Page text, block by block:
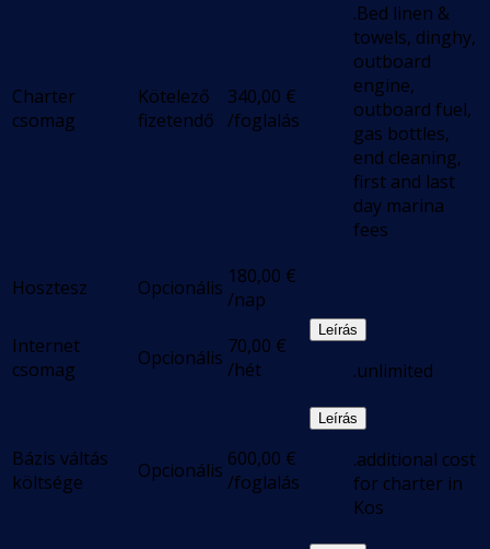
Charter
csomag
Kötelező
fizetendő
340,00 €
/foglalás
.Bed linen &
towels, dinghy,
outboard
engine,
outboard fuel,
gas bottles,
end cleaning,
first and last
day marina
fees
Hosztesz Opcionális 180,00 €
/nap
Internet
csomag
Opcionális 70,00 €
/hét
Leírás
.unlimited
Bázis váltás
költsége
Opcionális 600,00 €
/foglalás
Leírás
.additional cost
for charter in
Kos